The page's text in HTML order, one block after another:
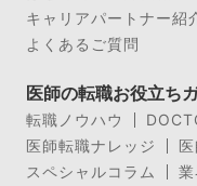
キャリアパートナー紹
よくあるご質問
医師の転職お役立ち
転職ノウハウ
医師転職ナレッジ
スペシャルコラム